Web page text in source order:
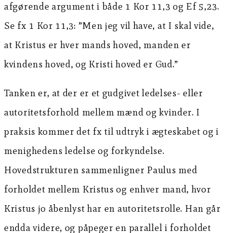
afgørende argument i både 1 Kor 11,3 og Ef 5,23.
Se fx 1 Kor 11,3: ”Men jeg vil have, at I skal vide,
at Kristus er hver mands hoved, manden er
kvindens hoved, og Kristi hoved er Gud.”
Tanken er, at der er et gudgivet ledelses- eller
autoritetsforhold mellem mænd og kvinder. I
praksis kommer det fx til udtryk i ægteskabet og i
menighedens ledelse og forkyndelse.
Hovedstrukturen sammenligner Paulus med
forholdet mellem Kristus og enhver mand, hvor
Kristus jo åbenlyst har en autoritetsrolle. Han går
endda videre, og påpeger en parallel i forholdet